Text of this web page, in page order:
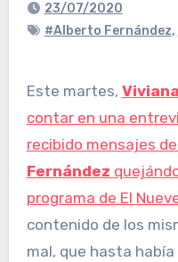
23/07/2020
#Alberto Fernández,
Este martes,
contar en una
recibido mensajes
Fernández
programa de El
contenido de los
mal, que hasta